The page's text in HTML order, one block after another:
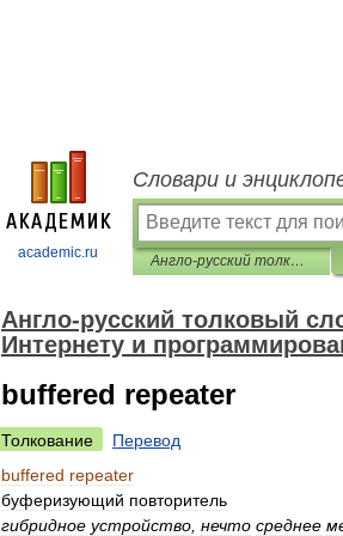
academic.ru
Словари и
Англо-русский толковый словарь терминов и сокращений по ВТ, Интернету и программированию.
Англо-русский толковый
Интернету и
buffered repeater
Толкование
Перевод
buffered repeater
буферизующий повторитель
гибридное устройство нечто среднее